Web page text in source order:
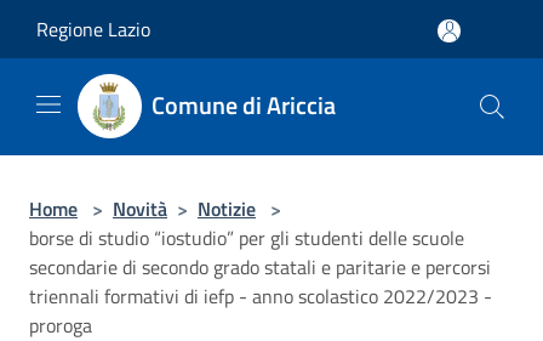
Regione Lazio
Comune di Ariccia
Home > Novità > Notizie >
borse di studio “iostudio” per gli studenti delle scuole
secondarie di secondo grado statali e paritarie e percorsi
triennali formativi di iefp - anno scolastico 2022/2023 -
proroga